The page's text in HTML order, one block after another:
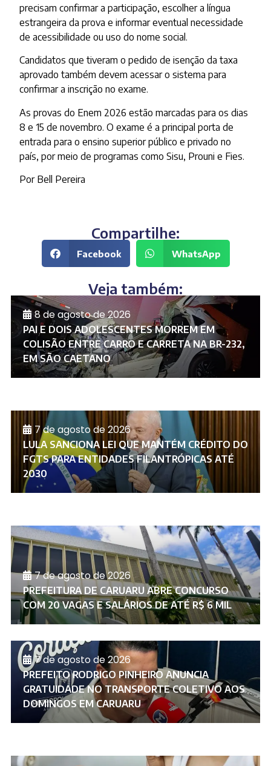
precisam confirmar a participação, escolher a língua
estrangeira da prova e informar eventual necessidade
de acessibilidade ou uso do nome social.
Candidatos que tiveram o pedido de isenção da taxa
aprovado também devem acessar o sistema para
confirmar a inscrição no exame.
As provas do Enem 2026 estão marcadas para os dias
8 e 15 de novembro. O exame é a principal porta de
entrada para o ensino superior público e privado no
país, por meio de programas como Sisu, Prouni e Fies.
Por Bell Pereira
Compartilhe:
Facebook WhatsApp
Veja também:
8 de agosto de 2026
PAI E DOIS ADOLESCENTES MORREM EM
COLISÃO ENTRE CARRO E CARRETA NA BR-232,
EM SÃO CAETANO
7 de agosto de 2026
LULA SANCIONA LEI QUE MANTÉM CRÉDITO DO
FGTS PARA ENTIDADES FILANTRÓPICAS ATÉ
2030
7 de agosto de 2026
PREFEITURA DE CARUARU ABRE CONCURSO
COM 20 VAGAS E SALÁRIOS DE ATÉ R$ 6 MIL
7 de agosto de 2026
PREFEITO RODRIGO PINHEIRO ANUNCIA
GRATUIDADE NO TRANSPORTE COLETIVO AOS
DOMINGOS EM CARUARU